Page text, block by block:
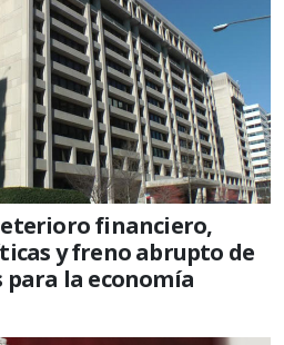
financiero,
y freno abrupto de
para la economía